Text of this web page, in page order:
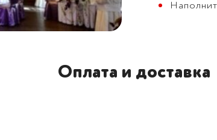
Оплата и доставка